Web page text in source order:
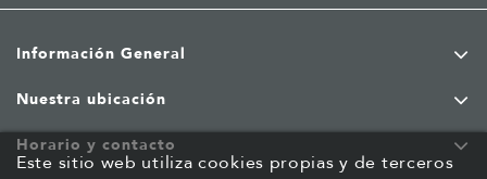
Información General
Nuestra ubicación
Horario y contacto
Este sitio web utiliza cookies propias y de terceros